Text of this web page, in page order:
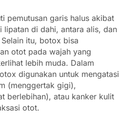
pemutusan garis halus akibat
lipatan di dahi, antara alis, dan
itu, botox bisa
otot pada wajah yang
lebih muda. Dalam
digunakan untuk mengatasi
(menggertak gigi),
berlebihan), atau kanker kulit
otot.